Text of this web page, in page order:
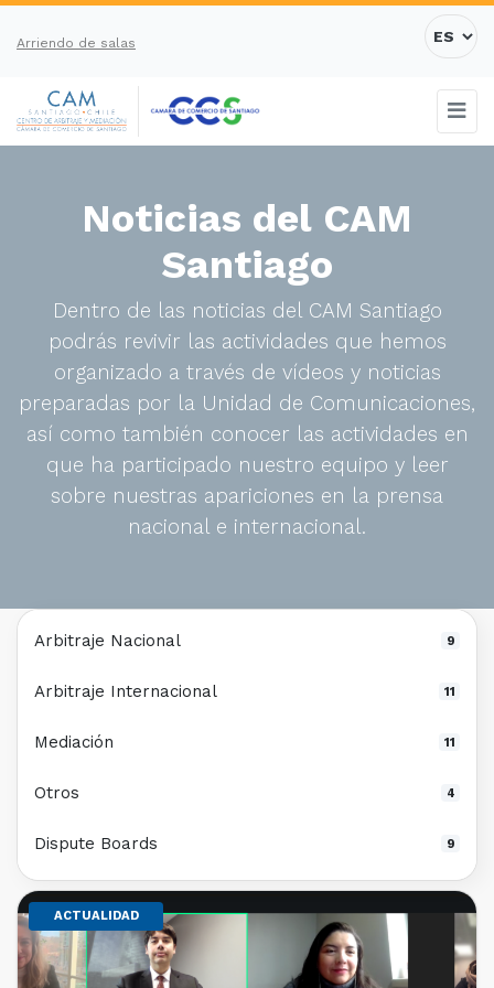
Arriendo de salas
Noticias del CAM
Santiago
Dentro de las noticias del CAM Santiago
podrás revivir las actividades que hemos
organizado a través de vídeos y noticias
preparadas por la Unidad de Comunicaciones,
así como también conocer las actividades en
que ha participado nuestro equipo y leer
sobre nuestras apariciones en la prensa
nacional e internacional.
ACTUALIDAD
Arbitraje Nacional 9
Arbitraje Internacional 11
Mediación 11
Otros 4
Dispute Boards 9